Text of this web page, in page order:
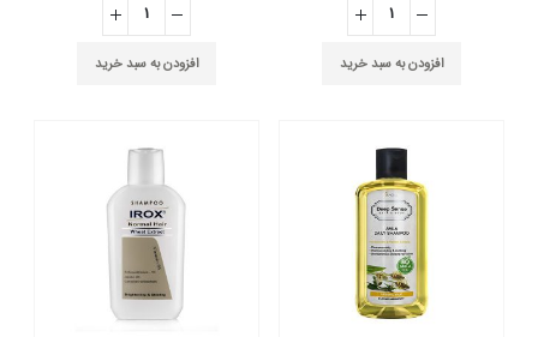
افزودن به سبد خرید افزودن به سبد خرید